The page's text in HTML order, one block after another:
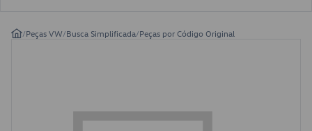
/Peças VW/Busca Simplificada/Peças por Código Original